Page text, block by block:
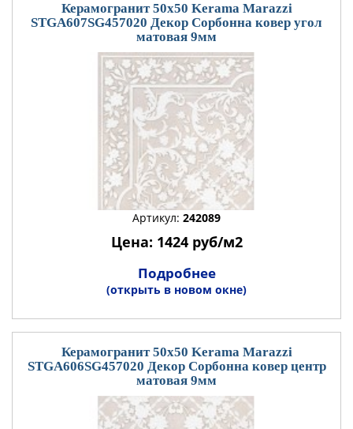
Керамогранит 50x50 Kerama Marazzi
STGA607SG457020 Декор Сорбонна ковер угол
матовая 9мм
Артикул: 242089
Цена: 1424 руб/м2
Подробнее
(открыть в новом окне)
Керамогранит 50x50 Kerama Marazzi
STGA606SG457020 Декор Сорбонна ковер центр
матовая 9мм